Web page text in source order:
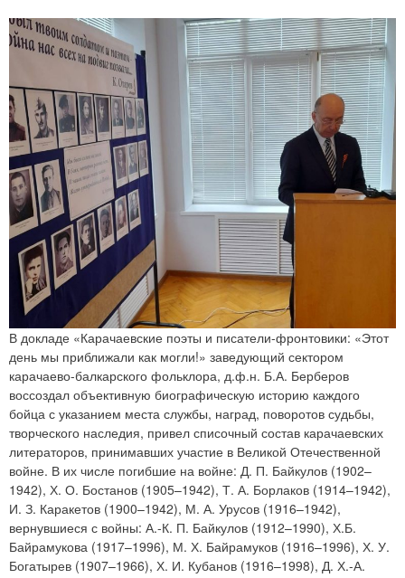
В докладе «Карачаевские поэты и писатели-фронтовики: «Этот
день мы приближали как могли!» заведующий сектором
карачаево-балкарского фольклора, д.ф.н. Б.А. Берберов
воссоздал объективную биографическую историю каждого
бойца с указанием места службы, наград, поворотов судьбы,
творческого наследия, привел списочный состав карачаевских
литераторов, принимавших участие в Великой Отечественной
войне. В их числе погибшие на войне: Д. П. Байкулов (1902–
1942), Х. О. Бостанов (1905–1942), Т. А. Борлаков (1914–1942),
И. З. Каракетов (1900–1942), М. А. Урусов (1916–1942),
вернувшиеся с войны: А.-К. П. Байкулов (1912–1990), Х.Б.
Байрамукова (1917–1996), М. Х. Байрамуков (1916–1996), Х. У.
Богатырев (1907–1966), Х. И. Кубанов (1916–1998), Д. Х.-А.